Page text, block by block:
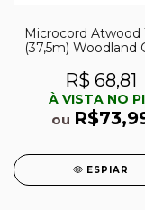
Microcord Atwood
(37,5m) Woodland
R$ 68,81
À VISTA NO
ou
ESPIAR